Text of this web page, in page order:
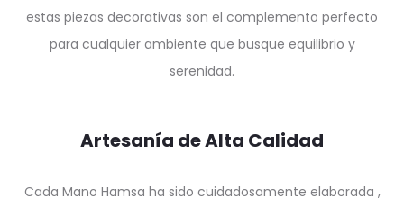
estas piezas decorativas son el complemento perfecto
para cualquier ambiente que busque equilibrio y
serenidad.
Artesanía de Alta Calidad
Cada Mano Hamsa ha sido cuidadosamente elaborada ,